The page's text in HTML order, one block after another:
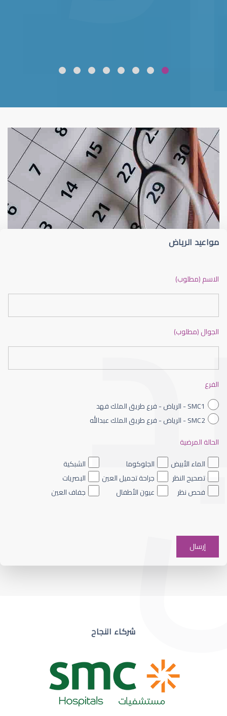
قلوبال لرعاية العين ضعف نظر
ضعف نظر الاطفال
ضعف نظر العين اليسرى
ضعف نظر مفاجئ
مواعيد الرياض
الاسم (مطلوب)
الجوال (مطلوب)
الفرع
SMC1 - الرياض - فرع طريق الملك فهد
SMC2 - الرياض - فرع طريق الملك عبدالله
الحالة المرضية
الماء الأبيض
الجلوكوما
الشبكية
تصحيح النظر
جراحة تجميل العين
البصريات
فحص نظر
عيون الأطفال جفاف العين
شركاء النجاح